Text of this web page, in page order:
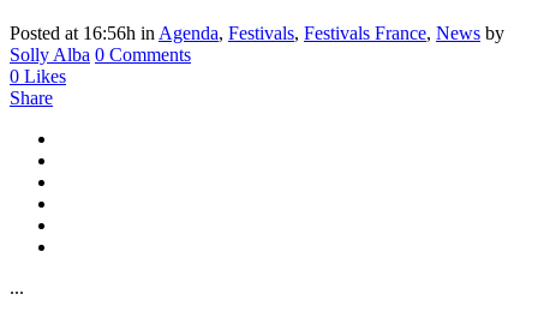
Posted at 16:56h inAgenda, Festivals, Festivals France, News by
Solly Alba 0 Comments
0 Likes
Share
...